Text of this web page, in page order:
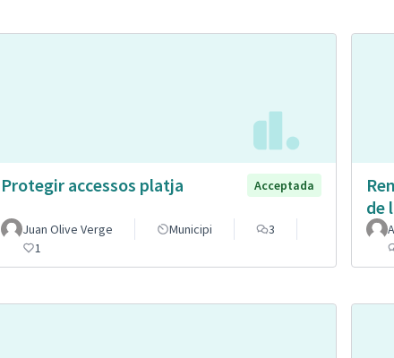
Protegir accessos platja Acceptada
Juan Olive Verge Municipi
3
1
de